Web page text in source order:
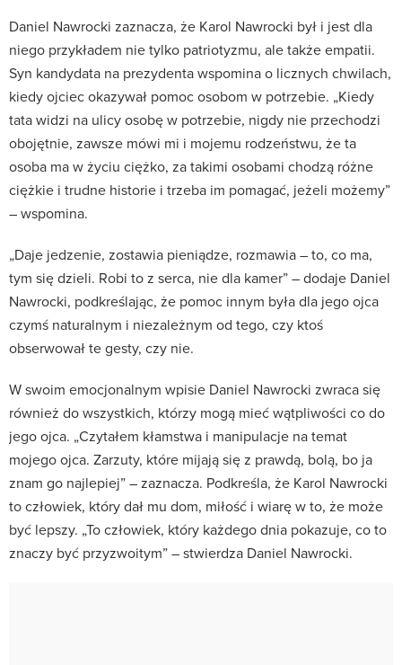
Daniel Nawrocki zaznacza, że Karol Nawrocki był i jest dla
niego przykładem nie tylko patriotyzmu, ale także empatii.
Syn kandydata na prezydenta wspomina o licznych chwilach,
kiedy ojciec okazywał pomoc osobom w potrzebie. „Kiedy
tata widzi na ulicy osobę w potrzebie, nigdy nie przechodzi
obojętnie, zawsze mówi mi i mojemu rodzeństwu, że ta
osoba ma w życiu ciężko, za takimi osobami chodzą różne
ciężkie i trudne historie i trzeba im pomagać, jeżeli możemy”
– wspomina.
„Daje jedzenie, zostawia pieniądze, rozmawia – to, co ma,
tym się dzieli. Robi to z serca, nie dla kamer” – dodaje Daniel
Nawrocki, podkreślając, że pomoc innym była dla jego ojca
czymś naturalnym i niezależnym od tego, czy ktoś
obserwował te gesty, czy nie.
W swoim emocjonalnym wpisie Daniel Nawrocki zwraca się
również do wszystkich, którzy mogą mieć wątpliwości co do
jego ojca. „Czytałem kłamstwa i manipulacje na temat
mojego ojca. Zarzuty, które mijają się z prawdą, bolą, bo ja
znam go najlepiej” – zaznacza. Podkreśla, że Karol Nawrocki
to człowiek, który dał mu dom, miłość i wiarę w to, że może
być lepszy. „To człowiek, który każdego dnia pokazuje, co to
znaczy być przyzwoitym” – stwierdza Daniel Nawrocki.